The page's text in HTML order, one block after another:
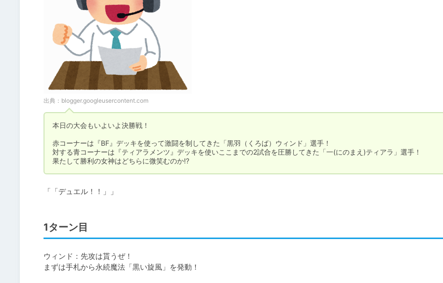
出典： blogger.googleusercontent.com
本日の大会もいよいよ決勝戦！
赤コーナーは『BF』デッキを使って激闘を制してきた「黒羽（くろば）ウィンド」選手！
対する青コーナーは『ティアラメンツ』デッキを使いここまでの2試合を圧勝してきた「一(にのまえ)ティアラ」選手！
1ターン目
ウィンド：先攻は貰うぜ！
まずは手札から永続魔法「黒い旋風」を発動！